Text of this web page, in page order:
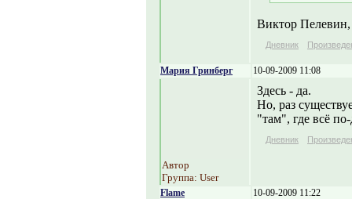
Виктор Пелевин,
Дневник
Мария Гринберг 10-09-2009 11:08
Автор
Группа: User
Здесь - да.
Но, раз
"там", где всё
Дневник
Flame 10-09-2009 11:22